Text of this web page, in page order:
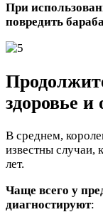
При
повредить
здоровье и
В среднем,
известны случаи,
лет.
Чаще всего у
диагностируют: